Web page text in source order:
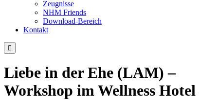
Zeugnisse
NHM Friends
Download-Bereich
Kontakt

Liebe in der Ehe (LAM) –
Workshop im Wellness Hotel